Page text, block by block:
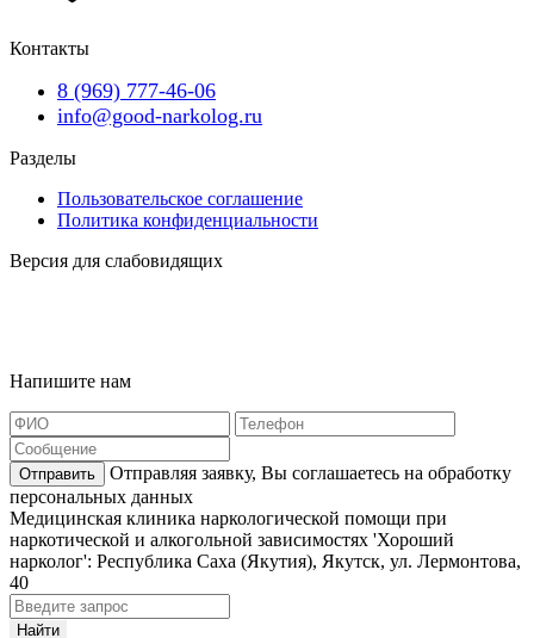
Контакты
8 (969) 777-46-06
info@good-narkolog.ru
Разделы
Пользовательское соглашение
Политика конфиденциальности
Версия для слабовидящих
Напишите нам
Отправить Отправляя заявку, Вы соглашаетесь на обработку
персональных данных
Медицинская клиника наркологической помощи при
наркотической и алкогольной зависимостях 'Хороший
нарколог': Республика Саха (Якутия), Якутск, ул. Лермонтова,
40